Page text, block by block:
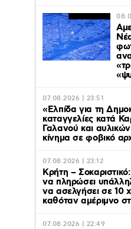
07.08.2026 | 23:51
«Ελπίδα για τη
καταγγελίες κατά
Γαλανού και
κίνημα σε φοβικό
07.08.2026 | 23:12
Κρήτη –
να πληρώσει
να ασελγήσει σε 10
καθόταν αμέριμνο
07.08.2026 | 22:49